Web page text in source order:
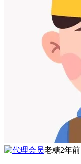
老糖2年前